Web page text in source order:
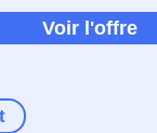
Voir l'offre